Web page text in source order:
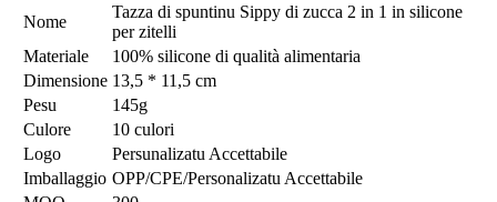
Nome
Tazza di spuntinu Sippy di zucca 2 in 1 in silicone
per zitelli
Materiale
100% silicone di qualità alimentaria
Dimensione 13,5 * 11,5 cm
Pesu
145g
Culore
10 culori
Logo
Persunalizatu Accettabile
Imballaggio OPP/CPE/Personalizatu Accettabile